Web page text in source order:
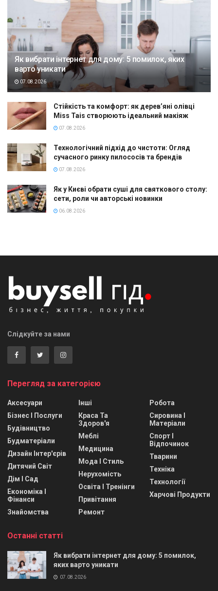
Як вибрати інтернет для дому: 5 помилок, яких
варто уникати
07.08.2026
Стійкість та комфорт: як дерев’яні олівці
Miss Tais створюють ідеальний макіяж
07.08.2026
Технологічний підхід до чистоти: Огляд
сучасного ринку пилососів та брендів
07.08.2026
Як у Києві обрати суші для святкового столу:
сети, роли чи авторські новинки
06.08.2026
Слідкуйте за нами
Перегляд за категорією
Аксесуари
Бізнес І Послуги
Будівництво
Будматеріали
Дизайн Інтер'єрів
Дитячий Світ
Дім І Сад
Економіка І
Фінанси
Знайомства
Інші
Краса Та
Здоров'я
Меблі
Медицина
Мода І Стиль
Нерухомість
Освіта І Тренінги
Привітання
Ремонт
Робота
Сировина І
Матеріали
Спорт І
Відпочинок
Тварини
Техніка
Технології
Харчові Продукти
Останні статті
Як вибрати інтернет для дому: 5 помилок,
яких варто уникати
07.08.2026